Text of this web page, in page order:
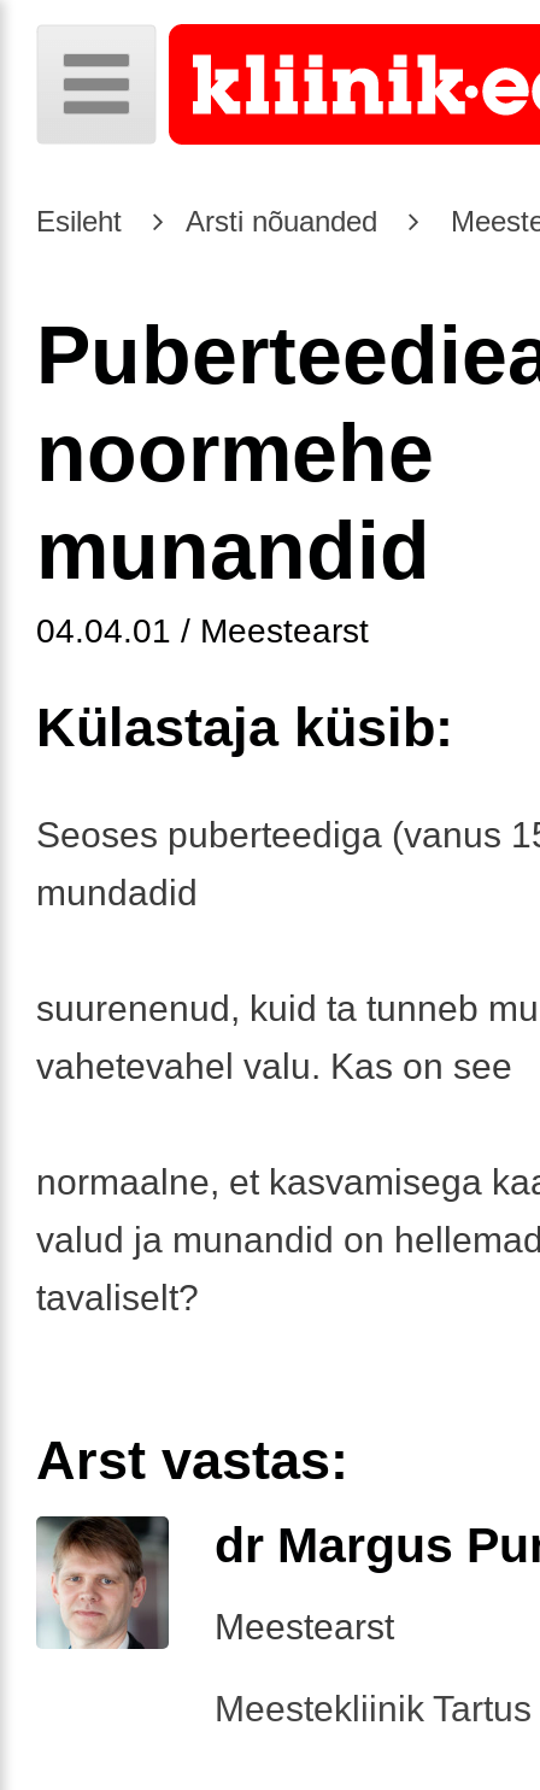
Esileht Arsti nõuanded
noormehe
munandid
04.04.01 / Meestearst
Külastaja küsib:
Seoses puberteediga (vanus
mundadid
suurenenud, kuid ta tunneb
vahetevahel valu. Kas on see
normaalne, et kasvamisega
valud ja munandid on
tavaliselt?
Arst vastas:
dr Margus
Meestearst
Meestekliinik